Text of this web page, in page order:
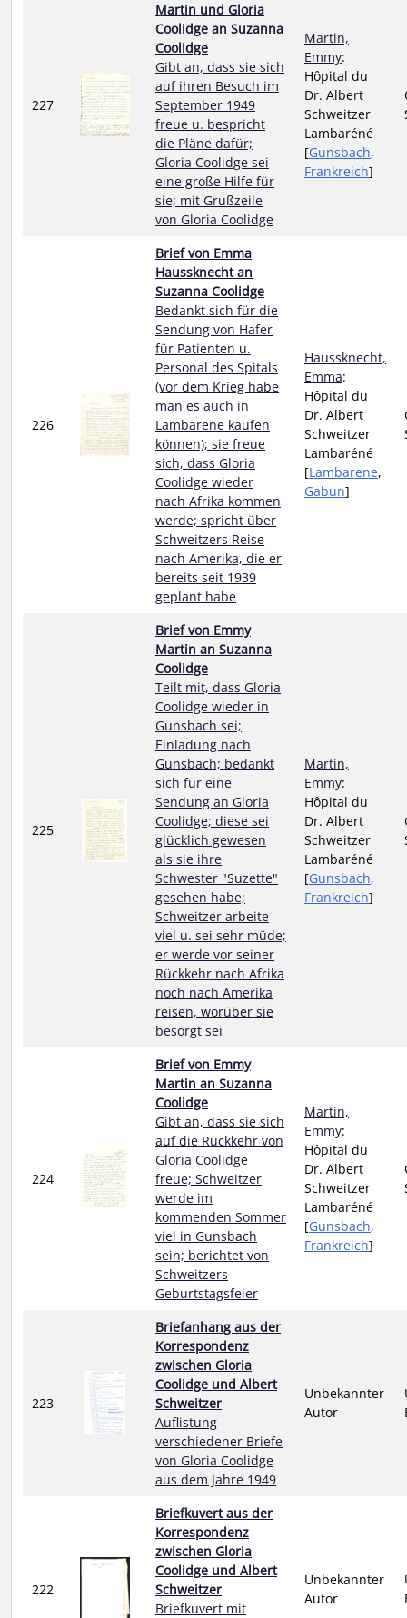
227
Martin und Gloria
Coolidge an Suzanna
Coolidge
Gibt an, dass sie sich
auf ihren Besuch im
September 1949
freue u. bespricht
die Pläne dafür;
Gloria Coolidge sei
eine große Hilfe für
sie; mit Grußzeile
von Gloria Coolidge
Martin,
Emmy:
Hôpital du
Dr. Albert
Schweitzer
Lambaréné
[Gunsbach,
Frankreich]
226
Brief von Emma
Haussknecht an
Suzanna Coolidge
Bedankt sich für die
Sendung von Hafer
für Patienten u.
Personal des Spitals
(vor dem Krieg habe
man es auch in
Lambarene kaufen
können); sie freue
sich, dass Gloria
Coolidge wieder
nach Afrika kommen
werde; spricht über
Schweitzers Reise
nach Amerika, die er
bereits seit 1939
geplant habe
Haussknecht,
Emma:
Hôpital du
Dr. Albert
Schweitzer
Lambaréné
[Lambarene,
Gabun]
225
Brief von Emmy
Martin an Suzanna
Coolidge
Teilt mit, dass Gloria
Coolidge wieder in
Gunsbach sei;
Einladung nach
Gunsbach; bedankt
sich für eine
Sendung an Gloria
Coolidge; diese sei
glücklich gewesen
als sie ihre
Schwester "Suzette"
gesehen habe;
Schweitzer arbeite
viel u. sei sehr müde;
er werde vor seiner
Rückkehr nach Afrika
noch nach Amerika
reisen, worüber sie
besorgt sei
Martin,
Emmy:
Hôpital du
Dr. Albert
Schweitzer
Lambaréné
[Gunsbach,
Frankreich]
224
Brief von Emmy
Martin an Suzanna
Coolidge
Gibt an, dass sie sich
auf die Rückkehr von
Gloria Coolidge
freue; Schweitzer
werde im
kommenden Sommer
viel in Gunsbach
sein; berichtet von
Schweitzers
Geburtstagsfeier
Martin,
Emmy:
Hôpital du
Dr. Albert
Schweitzer
Lambaréné
[Gunsbach,
Frankreich]
223
Briefanhang aus der
Korrespondenz
zwischen Gloria
Coolidge und Albert
Schweitzer
Auflistung
verschiedener Briefe
von Gloria Coolidge
aus dem Jahre 1949
Unbekannter
Autor
222
Briefkuvert aus der
Korrespondenz
zwischen Gloria
Coolidge und Albert
Schweitzer
Briefkuvert mit
Unbekannter
Autor